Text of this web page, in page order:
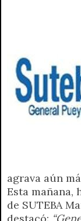
agrava aún
Esta mañana,
de SUTEBA
destacó: